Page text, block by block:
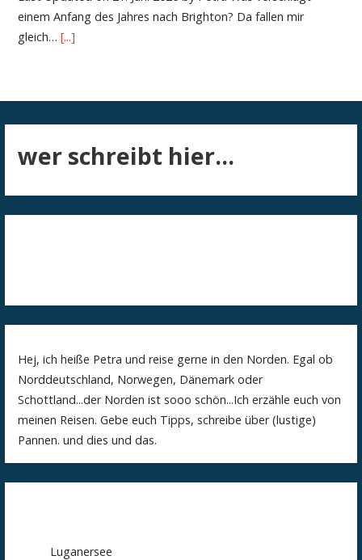
einem Anfang des Jahres nach Brighton? Da fallen mir
gleich…[...]
wer schreibt hier...
Hej, ich heiße Petra und reise gerne in den Norden. Egal ob
Norddeutschland, Norwegen, Dänemark oder
Schottland...der Norden ist sooo schön...Ich erzähle euch von
meinen Reisen. Gebe euch Tipps, schreibe über (lustige)
Pannen. und dies und das.
Luganersee